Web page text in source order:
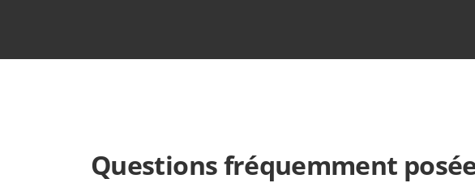
Questions fréquemment